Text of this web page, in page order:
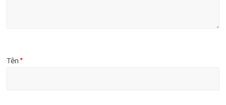
Tên*